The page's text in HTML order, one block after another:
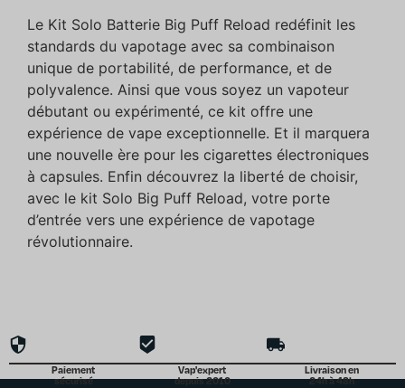
Le Kit Solo Batterie Big Puff Reload redéfinit les
standards du vapotage avec sa combinaison
unique de portabilité, de performance, et de
polyvalence. Ainsi que vous soyez un vapoteur
débutant ou expérimenté, ce kit offre une
expérience de vape exceptionnelle. Et il marquera
une nouvelle ère pour les cigarettes électroniques
à capsules. Enfin découvrez la liberté de choisir,
avec le kit Solo Big Puff Reload, votre porte
d’entrée vers une expérience de vapotage
révolutionnaire.
Paiement
sécurisé
Vap'expert
depuis 2010
Livraison en
24h à 48h